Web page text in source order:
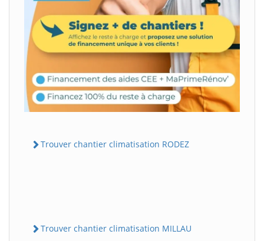
Trouver chantier climatisation RODEZ
Trouver chantier climatisation MILLAU